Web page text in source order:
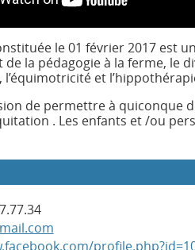
constituée le 01 février 2017
la pédagogie à la ferme, le
l’équimotricité et
de permettre à quiconque
. Les enfants et /ou